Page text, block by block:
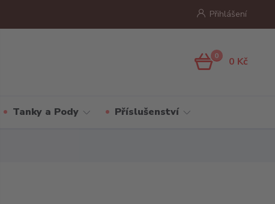
Přihlášení
0 0 Kč
Tanky a Pody Příslušenství